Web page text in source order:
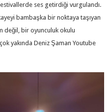
ses getirdiği vurgulandı.
bambaşka bir noktaya taşıyan
değil, bir oyunculuk okulu
yakında Deniz Şaman Youtube